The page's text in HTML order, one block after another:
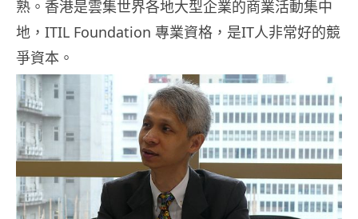
熟。香港是雲集世界各地大型企業的商業活動集中
地，ITIL Foundation 專業資格，是IT人非常好的競
爭資本。